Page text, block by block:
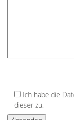
Ich habe die
dieser zu.